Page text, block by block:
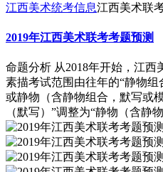
江西美术统考信息江西美术联
2019年江西美术联考考题预测
命题分析 从2018年开始，江西
素描考试范围由往年的“静物
或静物（含静物组合，默写或
（默写）”调整为“静物（含静